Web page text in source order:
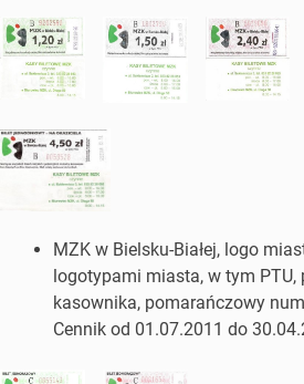
MZK w Bielsku-Białej, logo
logotypami miasta, w tym PTU,
kasownika, pomarańczowy
Cennik od 01.07.2011 do